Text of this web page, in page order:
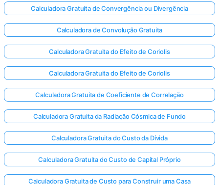
Calculadora Gratuita de Convergência ou Divergência
Calculadora de Convolução Gratuita
Calculadora Gratuita do Efeito de Coriolis
Calculadora Gratuita do Efeito de Coriolis
Calculadora Gratuita de Coeficiente de Correlação
Calculadora Gratuita da Radiação Cósmica de Fundo
Calculadora Gratuita do Custo da Dívida
Calculadora Gratuita do Custo de Capital Próprio
Calculadora Gratuita de Custo para Construir uma Casa